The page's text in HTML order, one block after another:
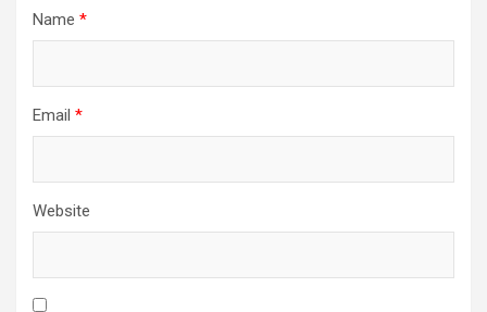
Name *
Email *
Website